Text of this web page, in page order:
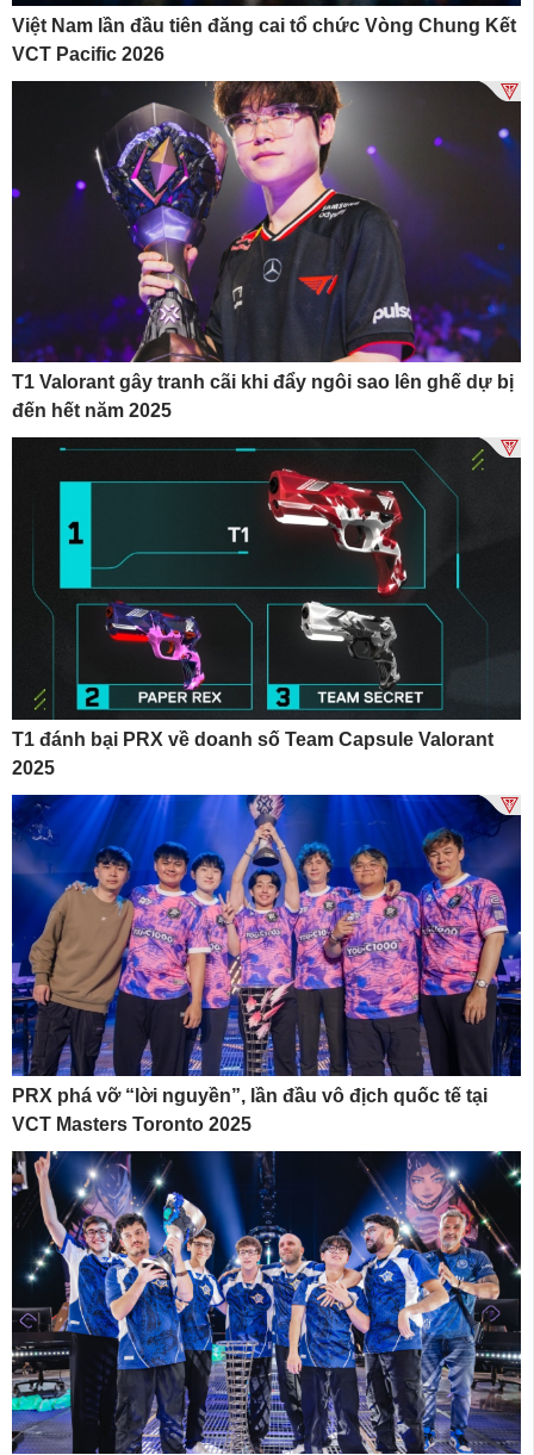
Việt Nam lần đầu tiên đăng cai tổ chức Vòng Chung Kết
VCT Pacific 2026
T1 Valorant gây tranh cãi khi đẩy ngôi sao lên ghế dự bị
đến hết năm 2025
T1 đánh bại PRX về doanh số Team Capsule Valorant
2025
PRX phá vỡ “lời nguyền”, lần đầu vô địch quốc tế tại
VCT Masters Toronto 2025